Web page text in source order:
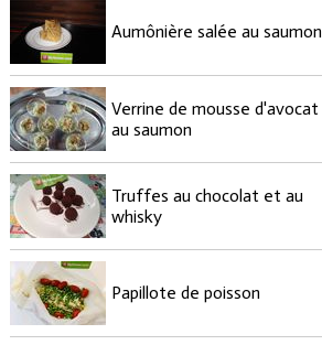
Aumônière salée au saumon
Verrine de mousse d'avocat
au saumon
Truffes au chocolat et au
whisky
Papillote de poisson